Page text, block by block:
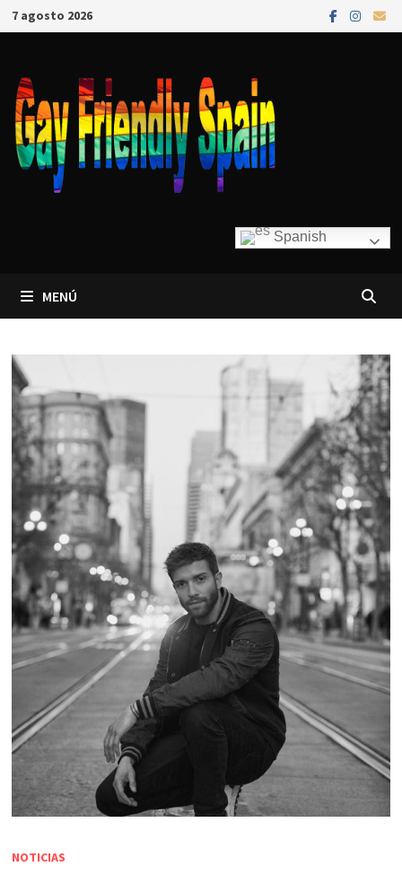
7 agosto 2026
Spanish
MENÚ
NOTICIAS